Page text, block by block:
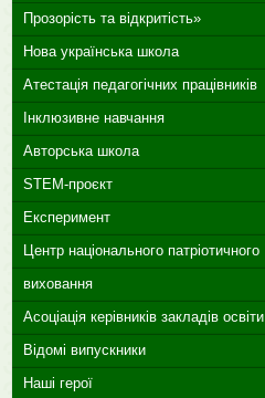
Прозорість та відкритість»
Нова українська школа
Атестація педагогічних працівників
Інклюзивне навчання
Авторська школа
STEM-проєкт
Експеримент
Центр національного патріотичного
виховання
Асоціація керівників закладів освіти
Відомі випускники
Наші герої